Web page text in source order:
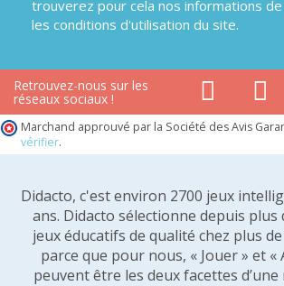
trouverez pour cela nos informations
les conditions d'utilisation du site.
Retrouvez-nous sur les
réseaux sociaux !
Marchand approuvé par la Société des Avis
vérifier.
Didacto, c'est environ 2700 jeux
ans. Didacto sélectionne depuis plus
jeux éducatifs de qualité chez plus
parce que pour nous, « Jouer » et «
peuvent être les deux facettes d’une